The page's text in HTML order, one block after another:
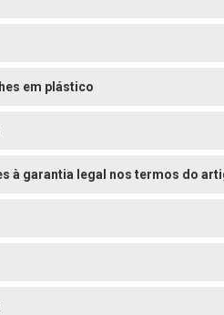
em plástico
à garantia legal nos termos do